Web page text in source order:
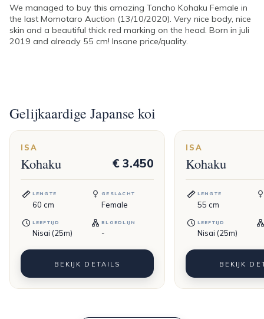
We managed to buy this amazing Tancho Kohaku Female in
the last Momotaro Auction (13/10/2020). Very nice body, nice
skin and a beautiful thick red marking on the head. Born in juli
2019 and already 55 cm! Insane price/quality.
Gelijkaardige Japanse koi
ISA
Kohaku € 3.450
LENGTE
60 cm
GESLACHT
Female
LEEFTIJD
Nisai (25m)
BLOEDLIJN
-
BEKIJK DETAILS
ISA
Kohaku
LENGTE
55 cm
LEEFTIJD
Nisai (25m)
BEKIJK